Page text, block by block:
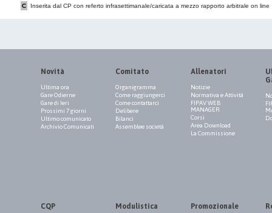
C
Inserita dal CP con referto infrasettimanale/caricata a mezzo rapporto arbitrale on line
Novità
Ultima ora
Gare Odierne
Gare di Ieri
Prossimi 7 giorni
Ultimo comunicato
Archivio Comunicati
Comitato
Organigramma
Come raggiungerci
Come contattarci
Delibere
Bilanci
Assemblee società
Allenatori
Notizie
Normativa e Attività
FIPAV WEB
MANAGER
Corsi
Area Download
La Commissione
CQP Modulistica Promozionale